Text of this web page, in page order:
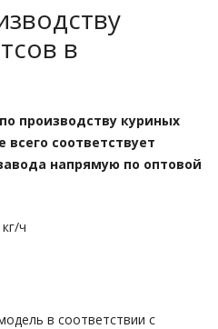
в
производству куриных
всего соответствует
напрямую по оптовой
ч
в соответствии с